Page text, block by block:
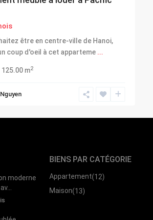
être en centre-ville de Hanoi,
coup d'oeil à cet apparteme ...
125.00 m2
moderne
BIENS PAR CATÉGORIE
Appartement(12)
Maison(13)